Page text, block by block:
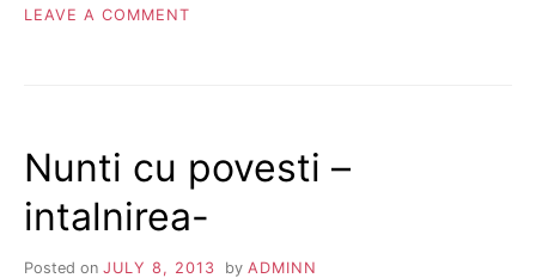
LEAVE A COMMENT
ALESE
Nunti cu povesti –
intalnirea-
Posted on JULY 8, 2013 by ADMINN